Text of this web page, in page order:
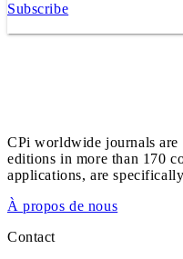
Subscribe
CPi worldwide journals are
editions in more than 170
applications, are
À propos de nous
Contact